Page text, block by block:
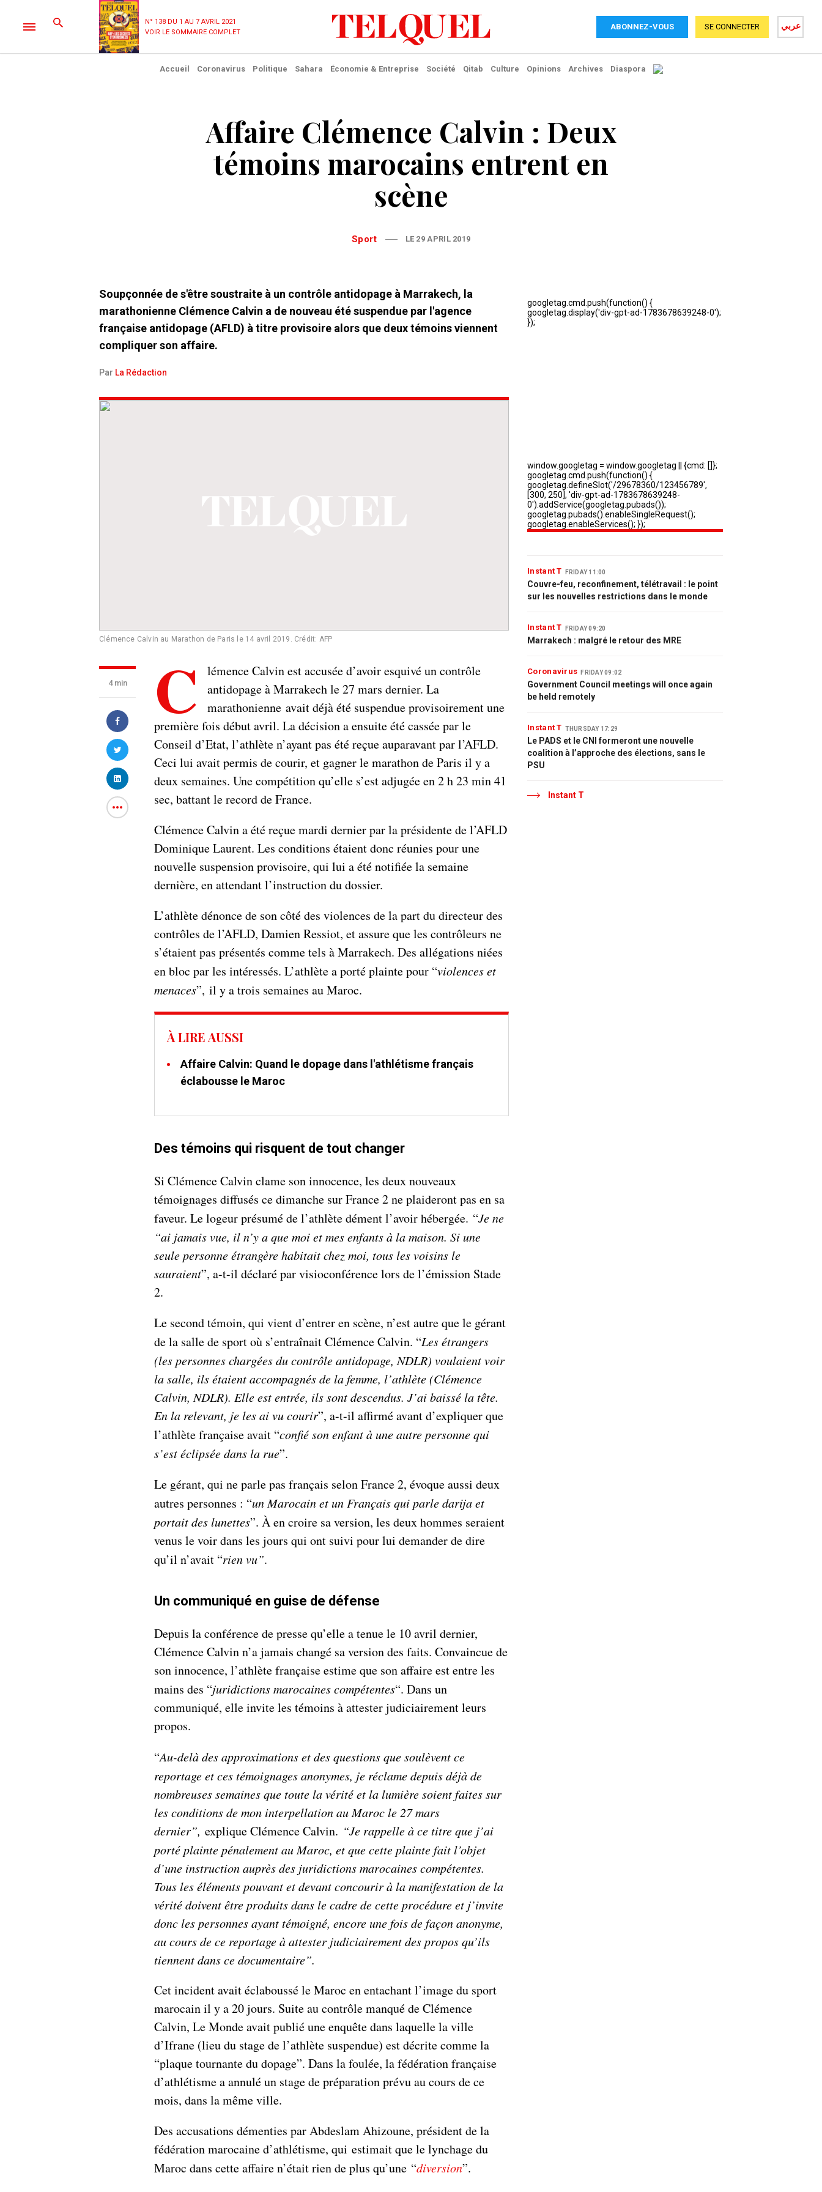
N° 138 DU 1 AU 7 AVRIL 2021
VOIR LE SOMMAIRE COMPLET
ABONNEZ-VOUS عربي SE CONNECTER
Accueil Coronavirus Politique Sahara Économie & Entreprise Société Qitab Culture Opinions Archives Diaspora
Affaire Clémence Calvin : Deux
témoins marocains entrent en
scène
Sport LE 29 APRIL 2019
Soupçonnée de s'être soustraite à un contrôle antidopage à Marrakech, la
marathonienne Clémence Calvin a de nouveau été suspendue par l'agence
française antidopage (AFLD) à titre provisoire alors que deux témoins viennent
compliquer son affaire.
Par La Rédaction
Clémence Calvin au Marathon de Paris le 14 avril 2019. Crédit: AFP
4 min C
lémence Calvin est accusée d’avoir esquivé un contrôle
antidopage à Marrakech le 27 mars dernier. La
marathonienne avait déjà été suspendue provisoirement une
première fois début avril. La décision a ensuite été cassée par le
Conseil d’Etat, l’athlète n’ayant pas été reçue auparavant par l’AFLD.
Ceci lui avait permis de courir, et gagner le marathon de Paris il y a
deux semaines. Une compétition qu’elle s’est adjugée en 2 h 23 min 41
sec, battant le record de France.
Clémence Calvin a été reçue mardi dernier par la présidente de l’AFLD
Dominique Laurent. Les conditions étaient donc réunies pour une
nouvelle suspension provisoire, qui lui a été notifiée la semaine
dernière, en attendant l’instruction du dossier.
L’athlète dénonce de son côté des violences de la part du directeur des
contrôles de l’AFLD, Damien Ressiot, et assure que les contrôleurs ne
s’étaient pas présentés comme tels à Marrakech. Des allégations niées
en bloc par les intéressés. L’athlète a porté plainte pour “violences et
menaces”, il y a trois semaines au Maroc.
À LIRE AUSSI
Affaire Calvin: Quand le dopage dans l'athlétisme français
éclabousse le Maroc
Des témoins qui risquent de tout changer
Si Clémence Calvin clame son innocence, les deux nouveaux
témoignages diffusés ce dimanche sur France 2 ne plaideront pas en sa
faveur. Le logeur présumé de l’athlète dément l’avoir hébergée. “Je ne
“ai jamais vue, il n’y a que moi et mes enfants à la maison. Si une
seule personne étrangère habitait chez moi, tous les voisins le
sauraient”, a-t-il déclaré par visioconférence lors de l’émission Stade
2.
Le second témoin, qui vient d’entrer en scène, n’est autre que le gérant
de la salle de sport où s’entraînait Clémence Calvin. “Les étrangers
(les personnes chargées du contrôle antidopage, NDLR) voulaient voir
la salle, ils étaient accompagnés de la femme, l’athlète (Clémence
Calvin, NDLR). Elle est entrée, ils sont descendus. J’ai baissé la tête.
En la relevant, je les ai vu courir”, a-t-il affirmé avant d’expliquer que
l’athlète française avait “confié son enfant à une autre personne qui
s’est éclipsée dans la rue”.
Le gérant, qui ne parle pas français selon France 2, évoque aussi deux
autres personnes : “un Marocain et un Français qui parle darija et
portait des lunettes”. À en croire sa version, les deux hommes seraient
venus le voir dans les jours qui ont suivi pour lui demander de dire
qu’il n’avait “rien vu”.
Un communiqué en guise de défense
Depuis la conférence de presse qu’elle a tenue le 10 avril dernier,
Clémence Calvin n’a jamais changé sa version des faits. Convaincue de
son innocence, l’athlète française estime que son affaire est entre les
mains des “juridictions marocaines compétentes“. Dans un
communiqué, elle invite les témoins à attester judiciairement leurs
propos.
“Au-delà des approximations et des questions que soulèvent ce
reportage et ces témoignages anonymes, je réclame depuis déjà de
nombreuses semaines que toute la vérité et la lumière soient faites sur
les conditions de mon interpellation au Maroc le 27 mars
dernier”, explique Clémence Calvin. “Je rappelle à ce titre que j’ai
porté plainte pénalement au Maroc, et que cette plainte fait l’objet
d’une instruction auprès des juridictions marocaines compétentes.
Tous les éléments pouvant et devant concourir à la manifestation de la
vérité doivent être produits dans le cadre de cette procédure et j’invite
donc les personnes ayant témoigné, encore une fois de façon anonyme,
au cours de ce reportage à attester judiciairement des propos qu’ils
tiennent dans ce documentaire”.
Cet incident avait éclaboussé le Maroc en entachant l’image du sport
marocain il y a 20 jours. Suite au contrôle manqué de Clémence
Calvin, Le Monde avait publié une enquête dans laquelle la ville
d’Ifrane (lieu du stage de l’athlète suspendue) est décrite comme la
“plaque tournante du dopage”. Dans la foulée, la fédération française
d’athlétisme a annulé un stage de préparation prévu au cours de ce
mois, dans la même ville.
Des accusations démenties par Abdeslam Ahizoune, président de la
fédération marocaine d’athlétisme, qui estimait que le lynchage du
Maroc dans cette affaire n’était rien de plus qu’une “diversion”.
Instant T FRIDAY 11:00
Couvre-feu, reconfinement, télétravail : le point
sur les nouvelles restrictions dans le monde
Instant T FRIDAY 09:20
Marrakech : malgré le retour des MRE
Coronavirus FRIDAY 09:02
Government Council meetings will once again
be held remotely
Instant T THURSDAY 17:29
Le PADS et le CNI formeront une nouvelle
coalition à l’approche des élections, sans le
PSU
Instant T